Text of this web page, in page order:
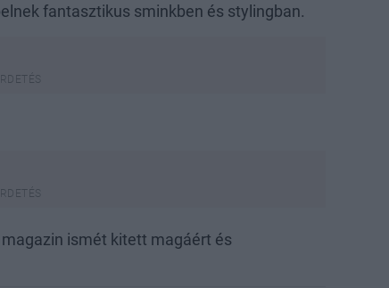
fantasztikus sminkben és stylingban.
ismét kitett magáért és